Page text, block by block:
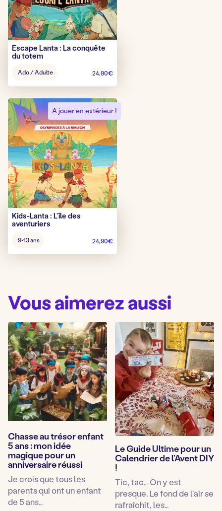
Escape Lanta : La conquête
du totem
pour
Ado / Adulte 24,90€
A jouer en extérieur !
Kids-Lanta : L’île des
aventuriers
pour
9-13 ans 24,90€
Vous aimerez aussi
Chasse au trésor enfant
5 ans : mon idée
magique pour un
anniversaire réussi
Je crois que tous les
parents qui ont un enfant
de 5 ans…
Le Guide Ultime pour un
Calendrier de l’Avent DIY
!
Tic, tac… On y est
presque. Le fond de l’air se
rafraîchit, les…